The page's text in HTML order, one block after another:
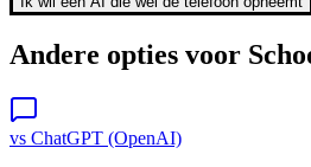
Andere opties voor
vs ChatGPT (OpenAI)